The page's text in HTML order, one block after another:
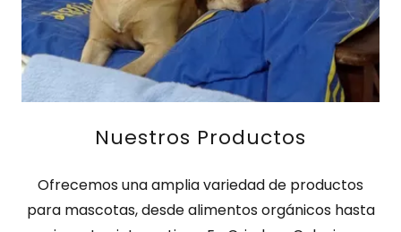
Nuestros Productos
Ofrecemos una amplia variedad de productos
para mascotas, desde alimentos orgánicos hasta